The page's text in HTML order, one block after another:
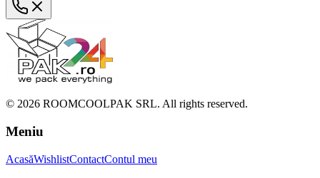
© 2026 ROOMCOOLPAK SRL. All rights reserved.
Meniu
AcasăWishlistContactContul meu